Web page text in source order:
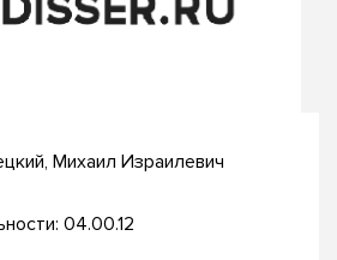
Михаил Израилевич
04.00.12